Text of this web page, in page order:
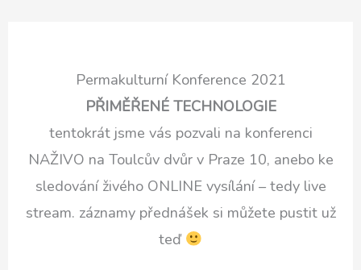
Permakulturní Konference 2021
PŘIMĚŘENÉ TECHNOLOGIE
tentokrát jsme vás pozvali na konferenci
NAŽIVO na Toulcův dvůr v Praze 10, anebo ke
sledování živého ONLINE vysílání – tedy live
stream. záznamy přednášek si můžete pustit už
teď